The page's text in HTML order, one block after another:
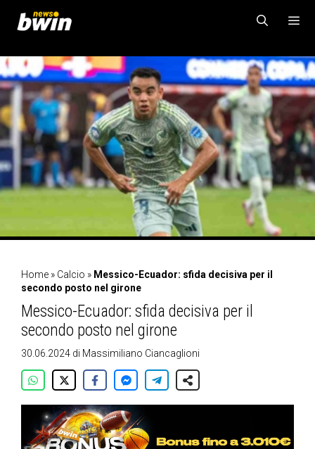
contenuto
MENU
Home » Calcio » Messico-Ecuador: sfida decisiva per il
secondo posto nel girone
Messico-Ecuador: sfida decisiva per il
secondo posto nel girone
30.06.2024 di Massimiliano Ciancaglioni